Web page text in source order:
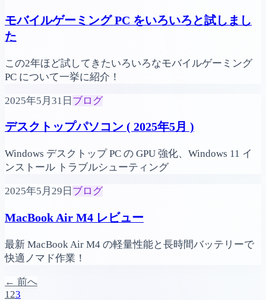
モバイルゲーミング PC をいろいろと試しまし
た
この2年ほど試してきたいろいろなモバイルゲーミング
PC について一挙に紹介！
2025年5月31日 ブログ
デスクトップパソコン ( 2025年5月 )
Windows デスクトップ PC の GPU 強化、Windows 11 イ
ンストール トラブルシューティング
2025年5月29日 ブログ
MacBook Air M4 レビュー
最新 MacBook Air M4 の軽量性能と長時間バッテリーで
快適ノマド作業！
← 前へ
123